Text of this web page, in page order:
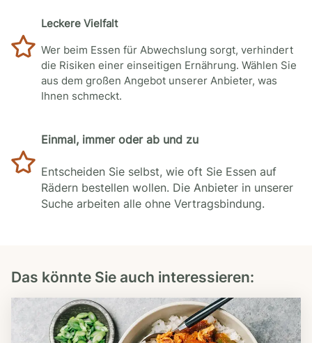
Leckere Vielfalt
Wer beim Essen für Abwechslung sorgt, verhindert
die Risiken einer einseitigen Ernährung. Wählen Sie
aus dem großen Angebot unserer Anbieter, was
Ihnen schmeckt.
Einmal, immer oder ab und zu
Entscheiden Sie selbst, wie oft Sie Essen auf
Rädern bestellen wollen. Die Anbieter in unserer
Suche arbeiten alle ohne Vertragsbindung.
Das könnte Sie auch interessieren: